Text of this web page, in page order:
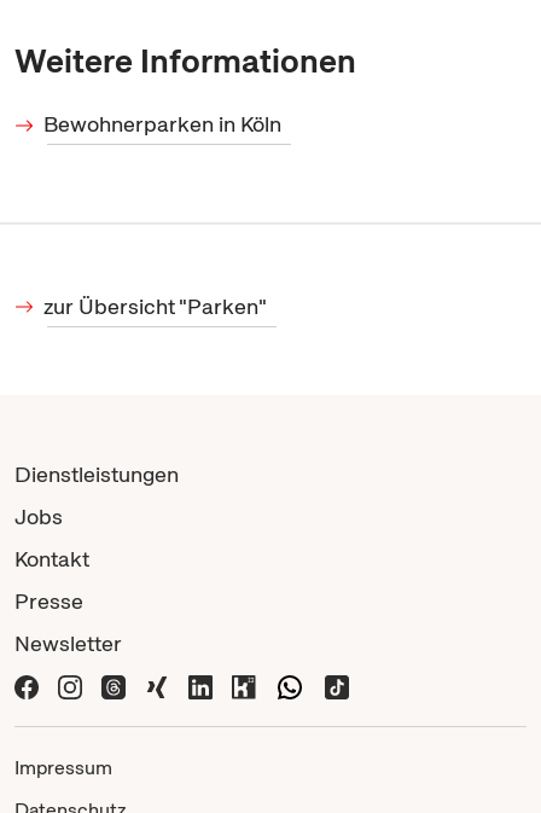
Weitere Informationen
Bewohnerparken in Köln
zur Übersicht "Parken"
Dienstleistungen
Jobs
Kontakt
Presse
Newsletter
Impressum